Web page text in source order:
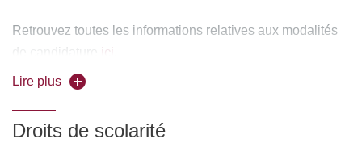
Retrouvez toutes les informations relatives aux modalités
de candidature ici
Des modalités de candidatures spécifiques peuvent
s’appliquer au public de formation professionnelle. Plus
d’informationsici.
Lire plus
Droits de scolarité